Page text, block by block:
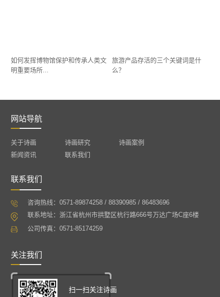
如何发挥博物馆保护和传承人类文
明重要场所...
旅游产品存活的三个关键词是什
么？
网站导航
关于诗画 诗画研究
诗画案例
新闻资讯
联系我们
联系我们
咨询热线：0571-89874258 / 88390985 / 86483696
联系地址：浙江省杭州市拱墅区杭行路666号万达广场C座6楼
公司传真：0571-85174259
关注我们
扫一扫关注诗画